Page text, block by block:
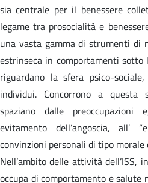
sia centrale per il benessere
legame tra prosocialità e
una vasta gamma di strumenti di
estrinseca in comportamenti
riguardano la sfera psico-
individui. Concorrono a
spaziano dalle
evitamento dell’angoscia, all’
convinzioni personali di tipo morale
Nell’ambito delle attività dell’ISS,
occupa di comportamento e salute